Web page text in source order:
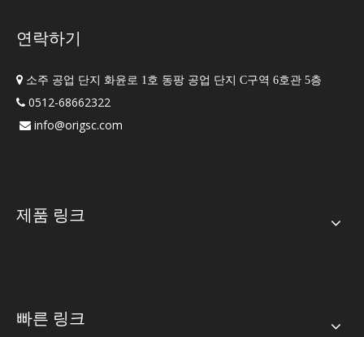
연락하기
 소주 공업 단지 화윤로 1호 동팡 공업 단지 C구역 6호관 5층
 0512-68662322
 info@origsc.com
제품 링크
빠른 링크